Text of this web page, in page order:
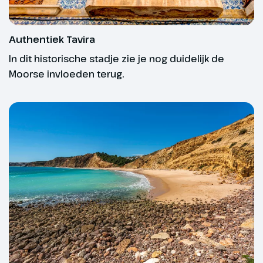
Authentiek Tavira
In dit historische stadje zie je nog duidelijk de
Moorse invloeden terug.
mandarijnen, olijven en
amandelen en overal ruik je de
kruidige geuren van de natuur. In
Moncarapacho, een dorpje waar
de tijd lijkt stil te hebben gestaan,
proeft u de typische Portugese
Onze fietsreizen zijn er in verschillende niveaus
zodat er voor iedereen een leuke fietsreis te vinden
is. De sterren geven je een indicatie van het
fietsniveau: